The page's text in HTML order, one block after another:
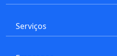
Serviços